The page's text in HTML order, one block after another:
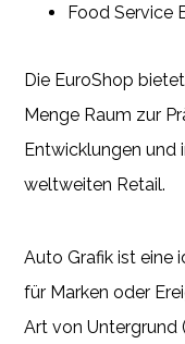
Food Service
Die EuroShop
Menge Raum zur
Entwicklungen und
weltweiten Retail.
Auto Grafik ist eine
für Marken oder
Art von Untergrund